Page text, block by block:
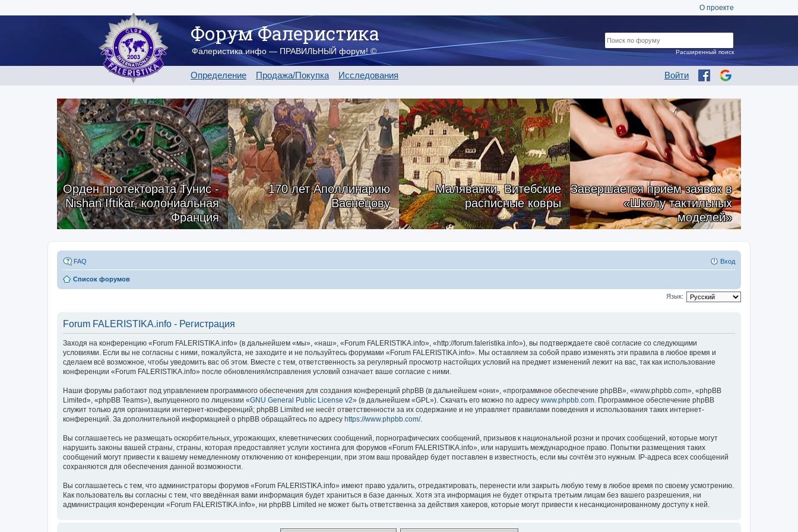
О проекте
Форум Фалеристика
Фалеристика.инфо — ПРАВИЛЬНЫЙ форум! ©
Определение Продажа/Покупка Исследования Войти
Расширенный поиск
Орден протектората Тунис -
Nishan Iftikar, колониальная
Франция
170 лет Аполлинарию
Васнецову
Маляванки. Витебские
расписные ковры
Завершается приём заявок в
«Школу тактильных
моделей»
FAQ Вход
Список форумов
Язык:
Forum FALERISTIKA.info - Регистрация
Заходя на конференцию «Forum FALERISTIKA.info» (в дальнейшем «мы», «наш», «Forum FALERISTIKA.info», «http://forum.faleristika.info»), вы подтверждаете своё согласие со следующими
условиями. Если вы не согласны с ними, пожалуйста, не заходите и не пользуйтесь форумами «Forum FALERISTIKA.info». Мы оставляем за собой право изменять эти правила в любое время и
сделаем всё возможное, чтобы уведомить вас об этом. Вместе с тем, ответственность за регулярный просмотр настойщих условий на предмет изменений лежит на вас, так как использование
конференции «Forum FALERISTIKA.info» после обновления/исправления условий означает ваше согласие с ними.
Наши форумы работают под управлением программного обеспечения для создания конференций phpBB (в дальнейшем «они», «программное обеспечение phpBB», «www.phpbb.com», «phpBB
Limited», «phpBB Teams»), выпущенного по лицензии «GNU General Public License v2» (в дальнейшем «GPL»). Скачать его можно по адресу www.phpbb.com . Программное обеспечение phpBB
служит только для организации интернет-конференций; phpBB Limited не несёт ответственности за их содержание и не управляет правилами поведения и использования таких интернет-
конференций. За дополнительной информацией о phpBB обращайтесь по адресу https://www.phpbb.com/.
Вы соглашаетесь не размещать оскорбительных, угрожающих, клеветнических сообщений, порнографических сообщений, призывов к национальной розни и прочих сообщений, которые могут
нарушить законы вашей страны, страны, которая предоставляет услуги хостинга для форумов «Forum FALERISTIKA.info», или нарушить международное право. Попытки размещения таких
сообщений могут привести к вашему немедленному отключению от конференции, при этом ваш провайдер будет поставлен в известность, если мы сочтём это нужным. IP-адреса всех сообщений
сохраняются для обеспечения данной возможности.
Вы соглашаетесь с тем, что администраторы форумов «Forum FALERISTIKA.info» имеют право удалить, отредактировать, перенести или закрыть любую тему в любое время по своему усмотрению.
Как пользователь вы согласны с тем, что введённая вами информация будет храниться в базе данных. Хотя эта информация не будет открыта третьим лицам без вашего разрешения, ни
администрация конференции «Forum FALERISTIKA.info», ни phpBB Limited не может быть ответственна за действия хакеров, которые могут привести к несанкционированному доступу к ней.